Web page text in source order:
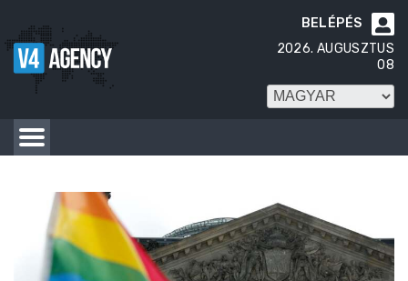

BELÉPÉS
2026. AUGUSZTUS
08